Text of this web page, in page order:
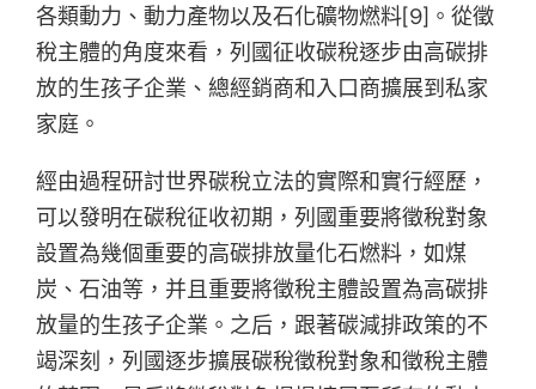
各類動力、動力產物以及石化礦物燃料[9]。從徵
稅主體的角度來看，列國征收碳稅逐步由高碳排
放的生孩子企業、總經銷商和入口商擴展到私家
家庭。
經由過程研討世界碳稅立法的實際和實行經歷，
可以發明在碳稅征收初期，列國重要將徵稅對象
設置為幾個重要的高碳排放量化石燃料，如煤
炭、石油等，并且重要將徵稅主體設置為高碳排
放量的生孩子企業。之后，跟著碳減排政策的不
竭深刻，列國逐步擴展碳稅徵稅對象和徵稅主體